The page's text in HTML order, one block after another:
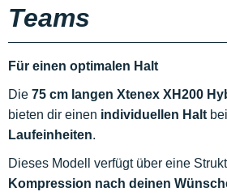
Teams
Für einen optimalen Halt
Die 75 cm langen Xtenex XH200
bieten dir einen individuellen Halt
Laufeinheiten.
Dieses Modell verfügt über eine
Kompression nach deinen